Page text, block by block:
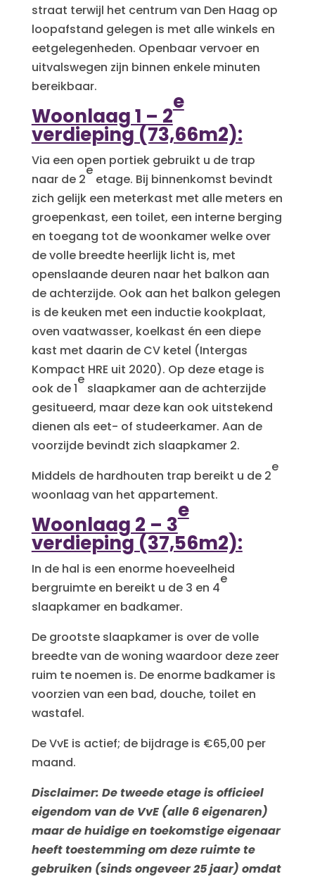
straat terwijl het centrum van Den Haag op
loopafstand gelegen is met alle winkels en
eetgelegenheden. Openbaar vervoer en
uitvalswegen zijn binnen enkele minuten
bereikbaar.
Woonlaag 1 – 2
e
verdieping (73,66m2):
Via een open portiek gebruikt u de trap
naar de 2
e
etage. Bij binnenkomst bevindt
zich gelijk een meterkast met alle meters en
groepenkast, een toilet, een interne berging
en toegang tot de woonkamer welke over
de volle breedte heerlijk licht is, met
openslaande deuren naar het balkon aan
de achterzijde. Ook aan het balkon gelegen
is de keuken met een inductie kookplaat,
oven vaatwasser, koelkast én een diepe
kast met daarin de CV ketel (Intergas
Kompact HRE uit 2020). Op deze etage is
ook de 1
e
slaapkamer aan de achterzijde
gesitueerd, maar deze kan ook uitstekend
dienen als eet- of studeerkamer. Aan de
voorzijde bevindt zich slaapkamer 2.
Middels de hardhouten trap bereikt u de 2
e
woonlaag van het appartement.
Woonlaag 2 – 3
e
verdieping (37,56m2):
In de hal is een enorme hoeveelheid
bergruimte en bereikt u de 3 en 4
e
slaapkamer en badkamer.
De grootste slaapkamer is over de volle
breedte van de woning waardoor deze zeer
ruim te noemen is. De enorme badkamer is
voorzien van een bad, douche, toilet en
wastafel.
De VvE is actief; de bijdrage is €65,00 per
maand.
Disclaimer: De tweede etage is officieel
eigendom van de VvE (alle 6 eigenaren)
maar de huidige en toekomstige eigenaar
heeft toestemming om deze ruimte te
gebruiken (sinds ongeveer 25 jaar) omdat